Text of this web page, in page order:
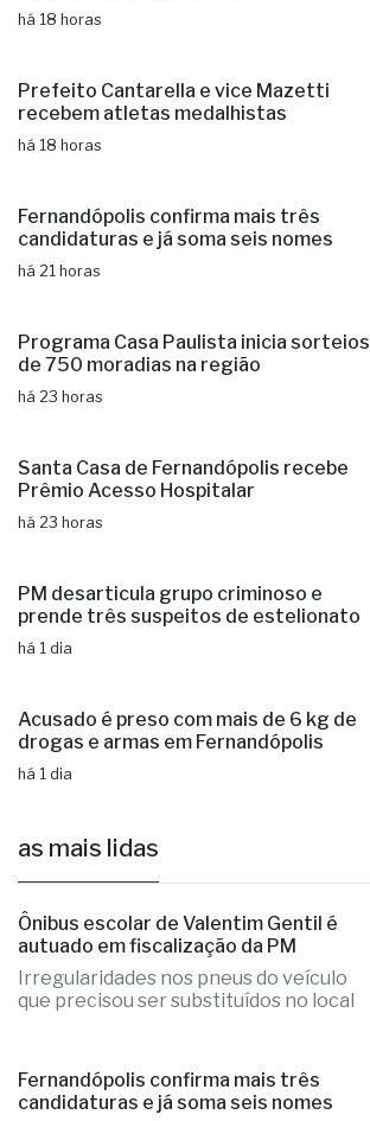
há 18 horas
Prefeito Cantarella e vice Mazetti
recebem atletas medalhistas
há 18 horas
Fernandópolis confirma mais três
candidaturas e já soma seis nomes
há 21 horas
Programa Casa Paulista inicia sorteios
de 750 moradias na região
há 23 horas
Santa Casa de Fernandópolis recebe
Prêmio Acesso Hospitalar
há 23 horas
PM desarticula grupo criminoso e
prende três suspeitos de estelionato
há 1 dia
Acusado é preso com mais de 6 kg de
drogas e armas em Fernandópolis
há 1 dia
as mais lidas
Ônibus escolar de Valentim Gentil é
autuado em fiscalização da PM
Irregularidades nos pneus do veículo
que precisou ser substituídos no local
Fernandópolis confirma mais três
candidaturas e já soma seis nomes